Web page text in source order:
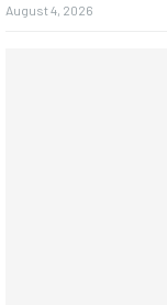
August 4, 2026